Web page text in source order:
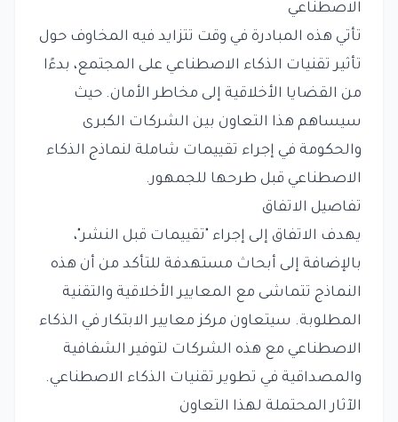
الاصطناعي
تأتي هذه المبادرة في وقت تتزايد فيه المخاوف حول
تأثير تقنيات الذكاء الاصطناعي على المجتمع، بدءًا
من القضايا الأخلاقية إلى مخاطر الأمان. حيث
سيساهم هذا التعاون بين الشركات الكبرى
والحكومة في إجراء تقييمات شاملة لنماذج الذكاء
الاصطناعي قبل طرحها للجمهور.
تفاصيل الاتفاق
يهدف الاتفاق إلى إجراء "تقييمات قبل النشر"،
بالإضافة إلى أبحاث مستهدفة للتأكد من أن هذه
النماذج تتماشى مع المعايير الأخلاقية والتقنية
المطلوبة. سيتعاون مركز معايير الابتكار في الذكاء
الاصطناعي مع هذه الشركات لتوفير الشفافية
والمصداقية في تطوير تقنيات الذكاء الاصطناعي.
الآثار المحتملة لهذا التعاون